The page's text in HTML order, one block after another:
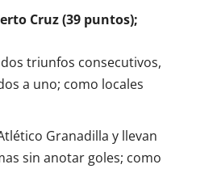
Cruz (39 puntos);
triunfos consecutivos,
a uno; como locales
Granadilla y llevan
sin anotar goles; como